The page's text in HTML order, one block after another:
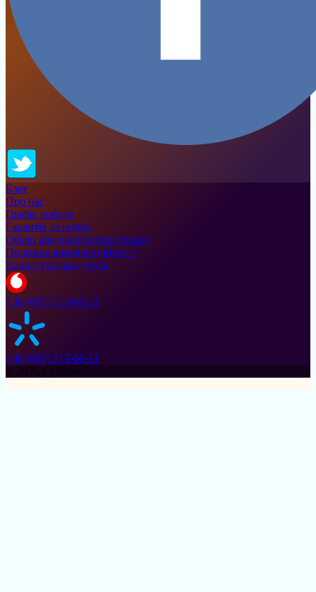
Блог
Про нас
Графік роботи
Гарантія та сервіс
Обмін або повернення товару
Політика конфіденційності
Користувацька угода
+38 (095) 513-00-11
+38 (093) 513-00-11
© 2025 Cylinder